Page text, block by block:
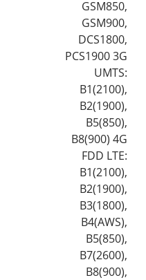
GSM850,
GSM900,
DCS1800,
PCS1900 3G
UMTS:
B1(2100),
B2(1900),
B5(850),
B8(900) 4G
FDD LTE:
B1(2100),
B2(1900),
B3(1800),
B4(AWS),
B5(850),
B7(2600),
B8(900),